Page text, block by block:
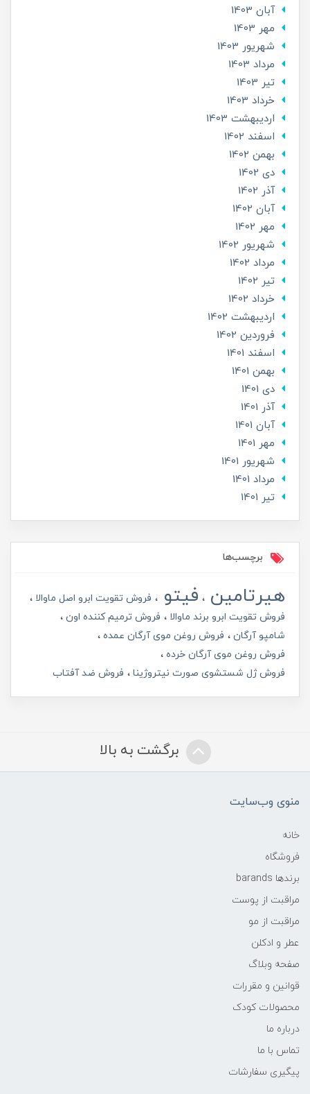
آبان 1403
مهر 1403
شهریور 1403
مرداد 1403
تير 1403
خرداد 1403
ارديبهشت 1403
اسفند 1402
بهمن 1402
دی 1402
آذر 1402
آبان 1402
مهر 1402
شهریور 1402
مرداد 1402
تير 1402
خرداد 1402
ارديبهشت 1402
فروردین 1402
اسفند 1401
بهمن 1401
دی 1401
آذر 1401
آبان 1401
مهر 1401
شهریور 1401
مرداد 1401
تير 1401
برچسب‌ها
هیرتامین فیتو
فروش تقویت ابرو اصل ماوالا
فروش تقویت ابرو برند ماوالا
فروش ترمیم کننده اون
شامپو آرگان
فروش روغن موی آرگان عمده
فروش روغن موی آرگان خرده
فروش ژل شستشوی صورت نیتروژینا
فروش ضد آفتاب
برگشت به بالا
منوی وب‌سایت
خانه
فروشگاه
برندها barands
مراقبت از پوست
مراقبت از مو
عطر و ادکلن
صفحه وبلاگ
قوانین و مقررات
محصولات کودک
درباره ما
تماس با ما
پیگیری سفارشات